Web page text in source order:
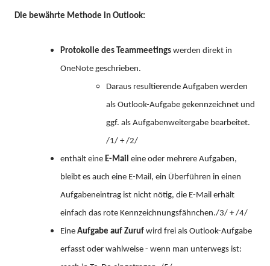
Die bewährte Methode in Outlook:
Protokolle des Teammeetings werden direkt in
OneNote geschrieben.
Daraus resultierende Aufgaben werden
als Outlook-Aufgabe gekennzeichnet und
ggf. als Aufgabenweitergabe bearbeitet.
/1/ + /2/
enthält eine E-Mail eine oder mehrere Aufgaben,
bleibt es auch eine E-Mail, ein Überführen in einen
Aufgabeneintrag ist nicht nötig, die E-Mail erhält
einfach das rote Kennzeichnungsfähnchen./3/ + /4/
Eine Aufgabe auf Zuruf wird frei als Outlook-Aufgabe
erfasst oder wahlweise - wenn man unterwegs ist: